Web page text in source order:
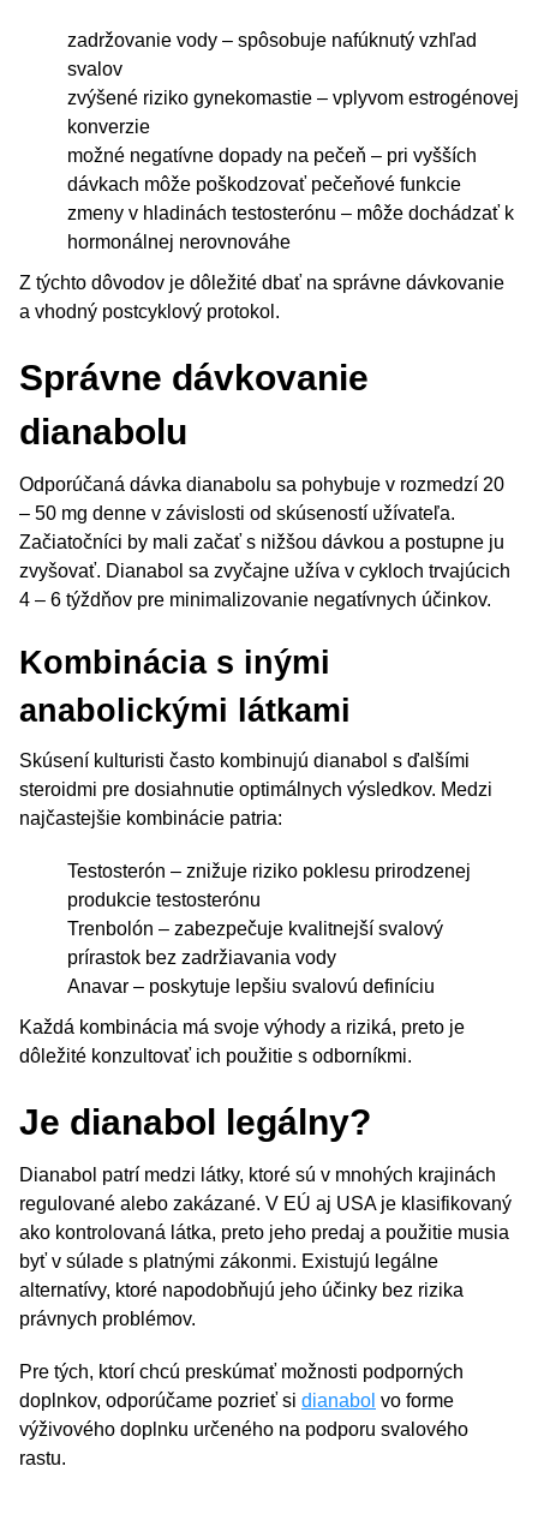
zadržovanie vody – spôsobuje nafúknutý vzhľad
svalov
zvýšené riziko gynekomastie – vplyvom estrogénovej
konverzie
možné negatívne dopady na pečeň – pri vyšších
dávkach môže poškodzovať pečeňové funkcie
zmeny v hladinách testosterónu – môže dochádzať k
hormonálnej nerovnováhe
Z týchto dôvodov je dôležité dbať na správne dávkovanie
a vhodný postcyklový protokol.
Správne dávkovanie
dianabolu
Odporúčaná dávka dianabolu sa pohybuje v rozmedzí 20
– 50 mg denne v závislosti od skúseností užívateľa.
Začiatočníci by mali začať s nižšou dávkou a postupne ju
zvyšovať. Dianabol sa zvyčajne užíva v cykloch trvajúcich
4 – 6 týždňov pre minimalizovanie negatívnych účinkov.
Kombinácia s inými
anabolickými látkami
Skúsení kulturisti často kombinujú dianabol s ďalšími
steroidmi pre dosiahnutie optimálnych výsledkov. Medzi
najčastejšie kombinácie patria:
Testosterón – znižuje riziko poklesu prirodzenej
produkcie testosterónu
Trenbolón – zabezpečuje kvalitnejší svalový
prírastok bez zadržiavania vody
Anavar – poskytuje lepšiu svalovú definíciu
Každá kombinácia má svoje výhody a riziká, preto je
dôležité konzultovať ich použitie s odborníkmi.
Je dianabol legálny?
Dianabol patrí medzi látky, ktoré sú v mnohých krajinách
regulované alebo zakázané. V EÚ aj USA je klasifikovaný
ako kontrolovaná látka, preto jeho predaj a použitie musia
byť v súlade s platnými zákonmi. Existujú legálne
alternatívy, ktoré napodobňujú jeho účinky bez rizika
právnych problémov.
Pre tých, ktorí chcú preskúmať možnosti podporných
doplnkov, odporúčame pozrieť si dianabol vo forme
výživového doplnku určeného na podporu svalového
rastu.